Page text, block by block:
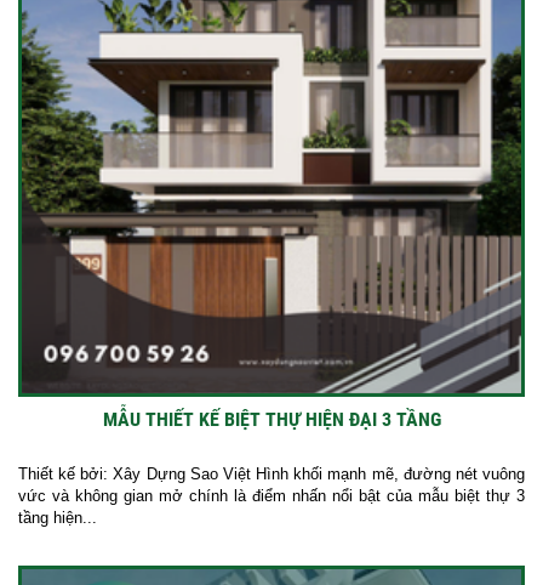
MẪU THIẾT KẾ BIỆT THỰ HIỆN ĐẠI 3 TẦNG
Thiết kế bởi: Xây Dựng Sao Việt Hình khối mạnh mẽ, đường nét vuông
vức và không gian mở chính là điểm nhấn nổi bật của mẫu biệt thự 3
tầng hiện...